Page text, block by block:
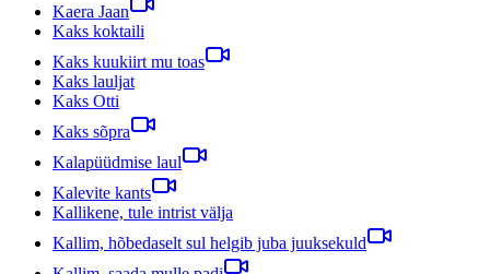
Kaera Jaan
Kaks koktaili
Kaks kuukiirt mu toas
Kaks lauljat
Kaks Otti
Kaks sõpra
Kalapüüdmise laul
Kalevite kants
Kallikene, tule intrist välja
Kallim, hõbedaselt sul helgib juba juuksekuld